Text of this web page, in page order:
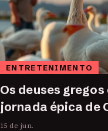
ENTRETENIMENTO
Os deuses
jornada épica de
15 de jun.